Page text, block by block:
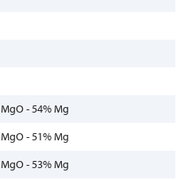
- 54% Mg
- 51% Mg
- 53% Mg